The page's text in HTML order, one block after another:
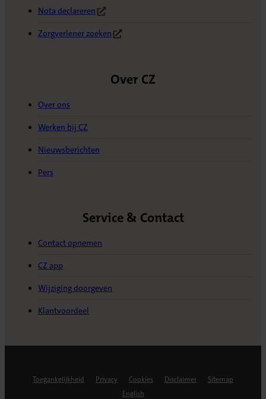
Nota declareren
(Opent in nieuw tabblad)
Zorgverlener zoeken
(Opent in nieuw tabblad)
Over CZ
Over ons
Werken bij CZ
Nieuwsberichten
Pers
Service & Contact
Contact opnemen
CZ app
Wijziging doorgeven
Klantvoordeel
Toegankelijkheid Privacy Cookies Disclaimer
Sitemap
English